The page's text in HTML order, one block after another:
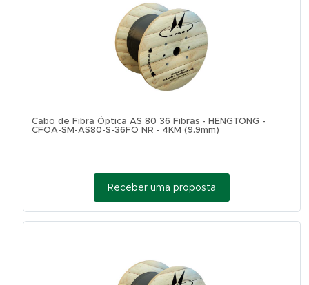
Cabo de Fibra Óptica AS 80 36 Fibras - HENGTONG -
CFOA-SM-AS80-S-36FO NR - 4KM (9.9mm)
Receber uma proposta